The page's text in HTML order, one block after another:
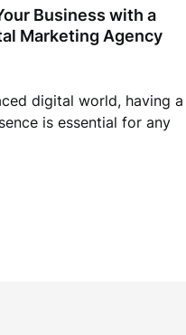
Business with a
Marketing Agency
digital world, having a
is essential for any